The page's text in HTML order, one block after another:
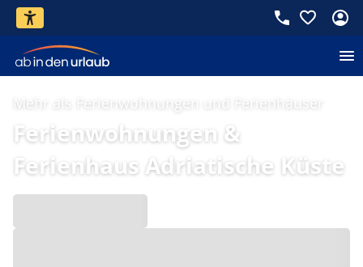
Mehr als Ferienwohnungen und Ferienhäuser
Ferienwohnungen &
Ferienhaus Adriatische Küste